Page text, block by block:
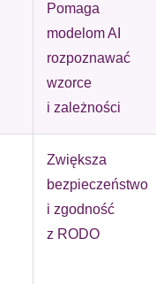
Pomaga
modelom AI
rozpoznawać
wzorce
i zależności
Zwiększa
bezpieczeństwo
i zgodność
z RODO